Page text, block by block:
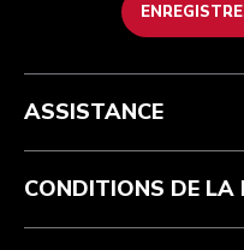
Health Check
Suivez votre commande
Garantie et documents
Recupel
Conditions générales de vente
Retours et remboursements
Imprint
ODR
La marque
Trouver une boutique
ASSISTANCE
CONDITIONS DE LA